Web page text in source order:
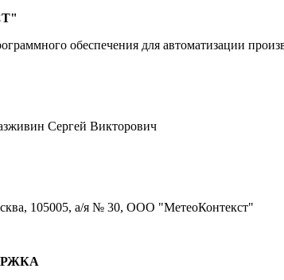
обеспечения для автоматизации
Сергей Викторович
105005, а/я № 30, ООО "МетеоКонтекст"